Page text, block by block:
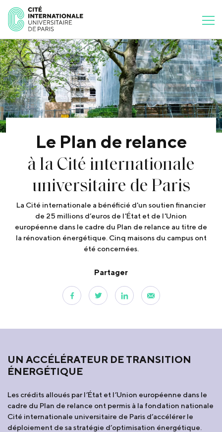
Le Plan de relance
à la Cité internationale
universitaire de Paris
La Cité internationale a bénéficié d'un soutien financier
de 25 millions d’euros de l'État et de l'Union
européenne dans le cadre du Plan de relance au titre de
la rénovation énergétique. Cinq maisons du campus ont
été concernées.
Partager
UN ACCÉLÉRATEUR DE TRANSITION
ÉNERGÉTIQUE
Les crédits alloués par l’État et l’Union européenne dans le
cadre du Plan de relance ont permis à la fondation nationale
Cité internationale universitaire de Paris d’accélérer le
déploiement de sa stratégie d’optimisation énergétique.